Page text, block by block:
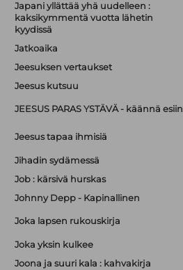
Japani yllättää yhä uudelleen :
kaksikymmentä vuotta lähetin
kyydissä
Jatkoaika
Jeesuksen vertaukset
Jeesus kutsuu
JEESUS PARAS YSTÄVÄ - käännä esiin
Jeesus tapaa ihmisiä
Jihadin sydämessä
Job : kärsivä hurskas
Johnny Depp - Kapinallinen
Joka lapsen rukouskirja
Joka yksin kulkee
Joona ja suuri kala : kahvakirja